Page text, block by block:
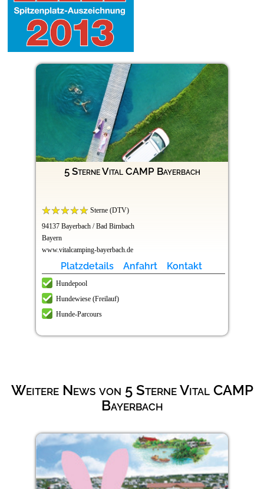
5 Sterne Vital CAMP Bayerbach
Sterne (DTV)
94137 Bayerbach / Bad Birnbach
Bayern
www.vitalcamping-bayerbach.de
Platzdetails Anfahrt Kontakt
Hundepool
Hundewiese (Freilauf)
Hunde-Parcours
Weitere News von 5 Sterne Vital CAMP
Bayerbach